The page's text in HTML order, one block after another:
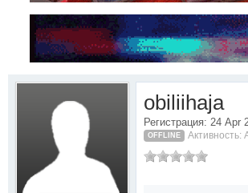
obiliihaja
Регистрация: 24 Apr
OFFLINE Активность: